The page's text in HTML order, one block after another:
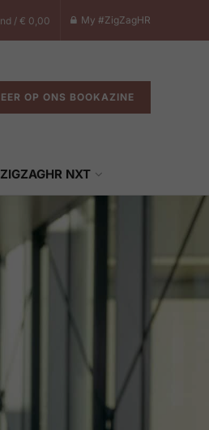
/ € 0,00 My #ZigZagHR
OP ONS BOOKAZINE
NXT